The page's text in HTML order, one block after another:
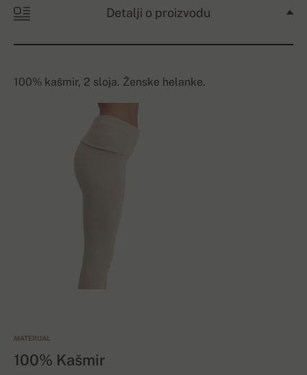
Detalji o proizvodu
100% kašmir, 2 sloja. Ženske helanke.
MATERIJAL
100% Kašmir